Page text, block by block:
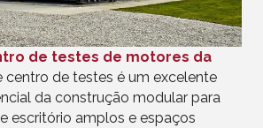
de testes de motores da
centro de testes é um excelente
da construção modular para
escritório amplos e espaços